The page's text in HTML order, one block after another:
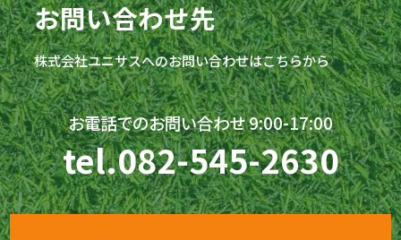
お問い合わせ先
株式会社ユニサスへのお問い合わせはこちらから
お電話でのお問い合わせ 9:00-17:00
tel.082-545-2630